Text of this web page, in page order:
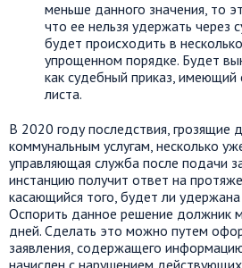
меньше данного значения, то
что ее нельзя удержать через
будет происходить в
упрощенном порядке. Будет
как судебный приказ, имеющий
листа.
В 2020 году последствия, грозящие
коммунальным услугам, несколько
управляющая служба после подачи
инстанцию получит ответ на
касающийся того, будет ли
Оспорить данное решение должник
дней. Сделать это можно путем
заявления, содержащего
начислен с нарушением